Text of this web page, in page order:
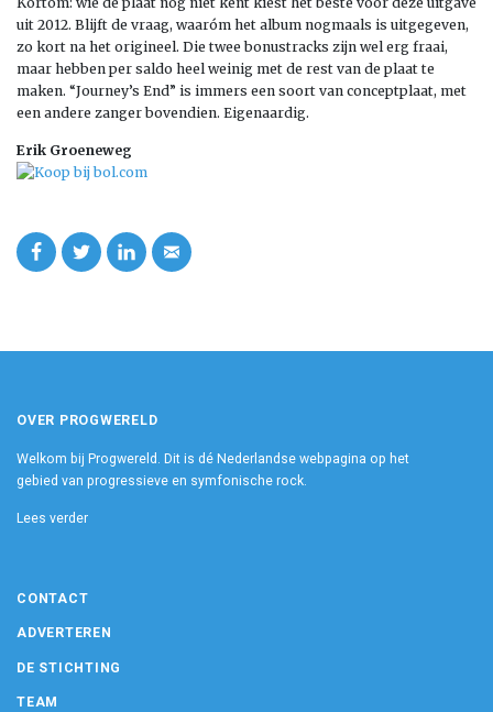
uit 2012. Blijft de vraag, waaróm het album nogmaals is uitgegeven,
zo kort na het origineel. Die twee bonustracks zijn wel erg fraai,
maar hebben per saldo heel weinig met de rest van de plaat te
maken. “Journey’s End” is immers een soort van conceptplaat, met
een andere zanger bovendien. Eigenaardig.
Erik Groeneweg
OVER PROGWERELD
Welkom bij Progwereld. Dit is dé Nederlandse webpagina op het
gebied van progressieve en symfonische rock.
Lees verder
CONTACT
ADVERTEREN
DE STICHTING
TEAM